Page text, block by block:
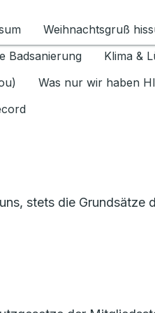
Datenschutz 1.6.2026
Weihnachtsgruß
Badsanierung
Klima &
Was nur wir haben HI
stets die Grundsätze